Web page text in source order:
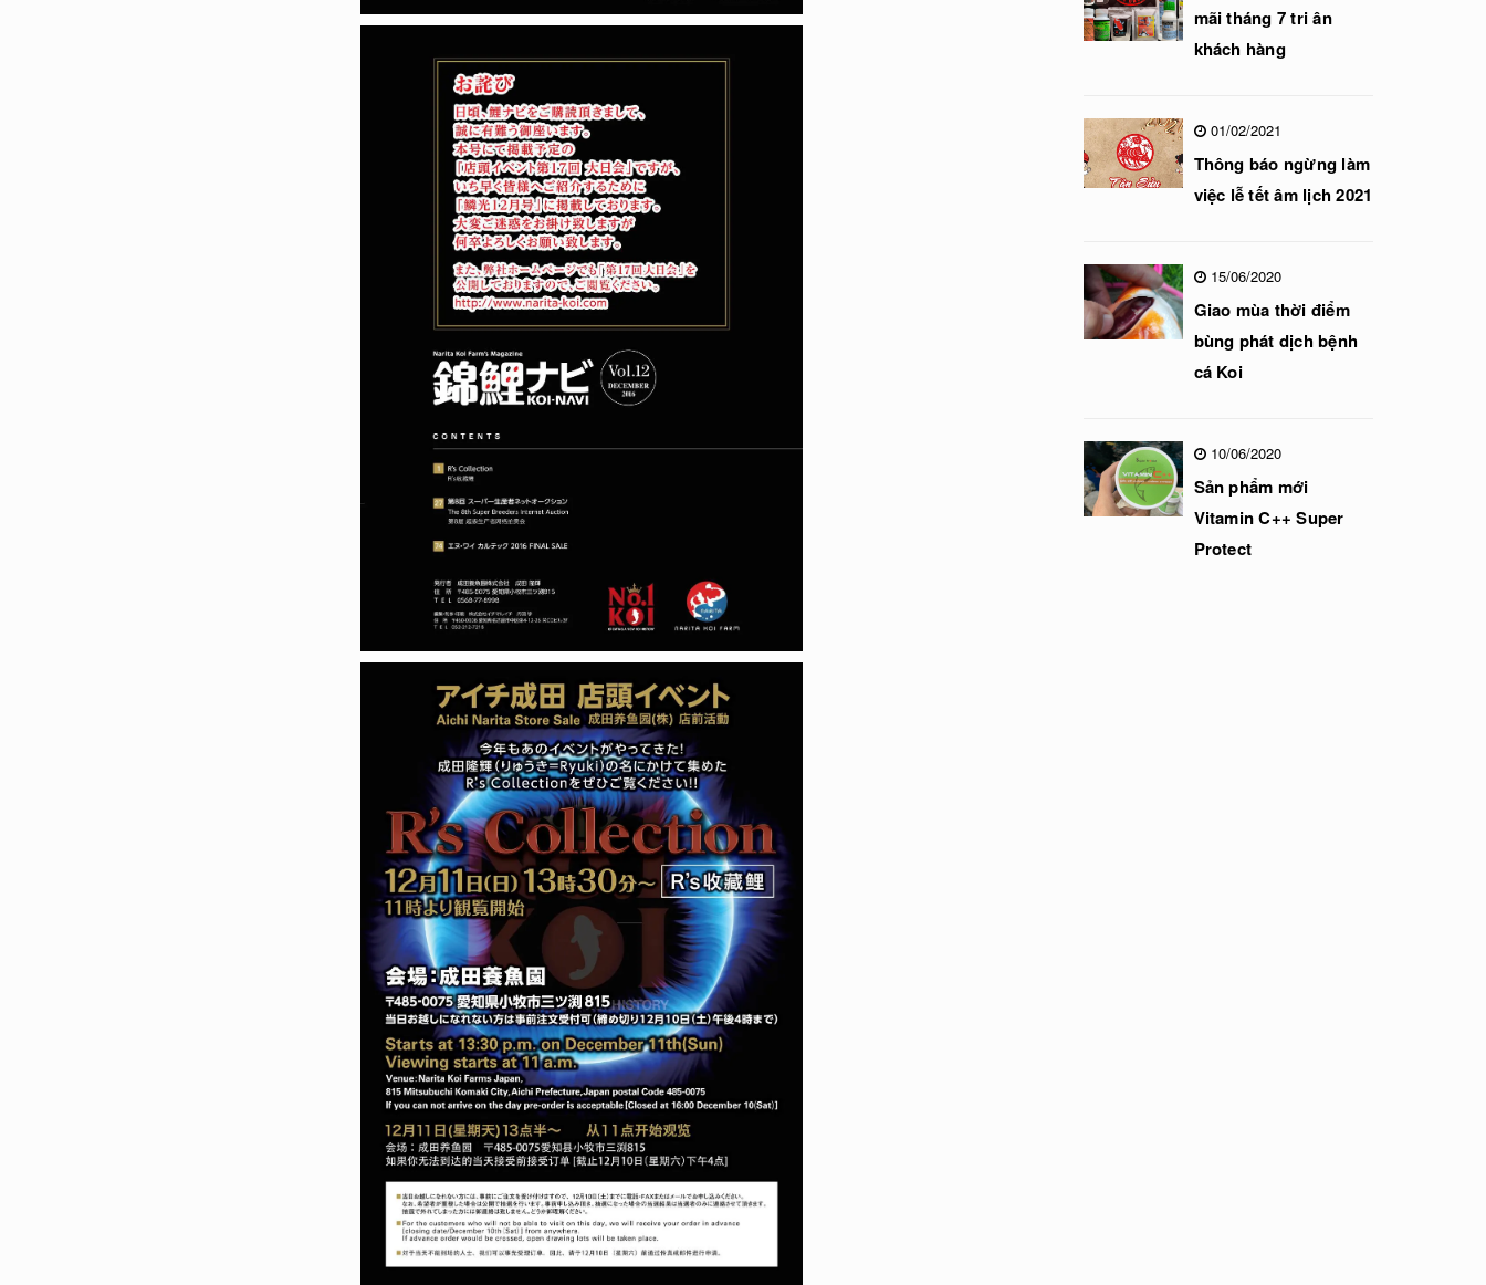
mãi tháng 7 tri ân
khách hàng
01/02/2021
Thông báo ngừng làm
việc lễ tết âm lịch 2021
15/06/2020
Giao mùa thời điểm
bùng phát dịch bệnh
cá Koi
10/06/2020
Sản phẩm mới
Vitamin C++ Super
Protect